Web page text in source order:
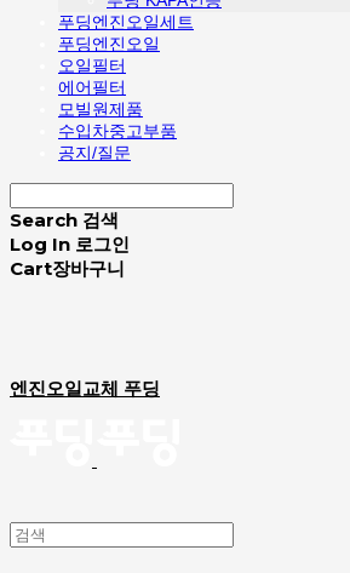
푸딩엔진오일세트
푸딩엔진오일
오일필터
에어필터
모빌원제품
수입차중고부품
공지/질문
Search 검색
Log In 로그인
Cart장바구니
엔진오일교체 푸딩